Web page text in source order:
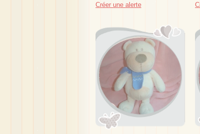
Créer une alerte